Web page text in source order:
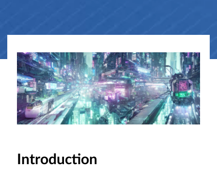
Introduction